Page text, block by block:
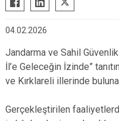
04.02.2026
Jandarma ve Sahil
İl’e Geleceğin İzinde”
ve Kırklareli illerinde
Gerçekleştirilen